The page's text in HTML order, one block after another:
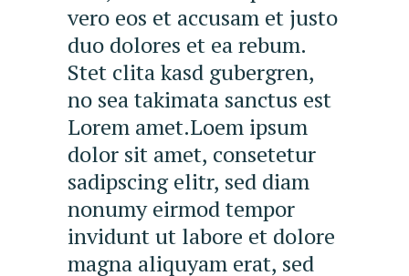
vero eos et accusam et justo
duo dolores et ea rebum.
Stet clita kasd gubergren,
no sea takimata sanctus est
Lorem amet.Loem ipsum
dolor sit amet, consetetur
sadipscing elitr, sed diam
nonumy eirmod tempor
invidunt ut labore et dolore
magna aliquyam erat, sed